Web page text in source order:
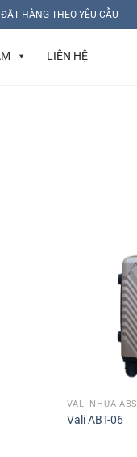
HÀNG THEO YÊU CẦU
LIÊN HỆ
VALI NHỰA ABS
Vali ABT-06